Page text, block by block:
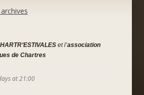
et l’association
de Chartres
at 21:00